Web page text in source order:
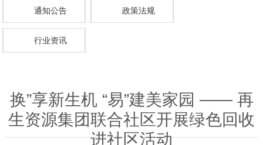
通知公告 政策法规
行业资讯
换”享新生机 “易”建美家园 —— 再
生资源集团联合社区开展绿色回收
进社区活动